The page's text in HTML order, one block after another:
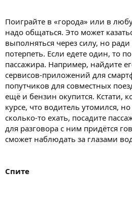
Поиграйте в «города» или в
надо общаться. Это может
выполняться через силу, но ради
потерпеть. Если едете один, то
пассажира. Например, найдите
сервисов-приложений для
попутчиков для совместных
ещё и бензин окупится. Кстати,
курсе, что водитель утомился,
сколько-то ехать, посадите
для разговора с ним придётся
сможет наблюдать за глазами
Спите